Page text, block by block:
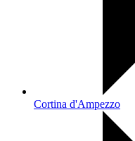
Cortina d'Ampezzo